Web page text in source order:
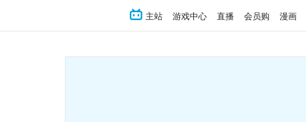
主站 游戏中心 直播 会员购 漫画